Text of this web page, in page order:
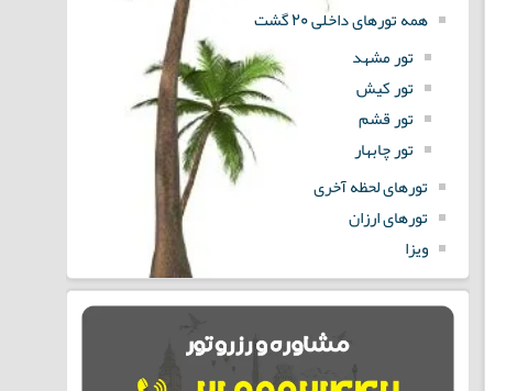
همه تورهای داخلی 20 گشت
تور مشهد
تور کیش
تور قشم
تور چابهار
تورهای لحظه آخری
تورهای ارزان
ویزا